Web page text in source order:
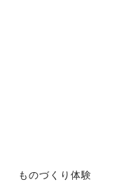
ものづくり体験